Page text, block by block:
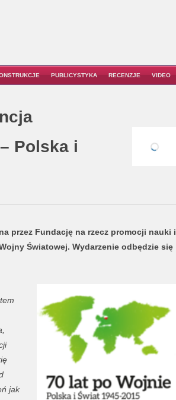
PUBLICYSTYKA RECENZJE VIDEO
Polska i
przez Fundację na rzecz promocji nauki i
Światowej. Wydarzenie odbędzie się
jak